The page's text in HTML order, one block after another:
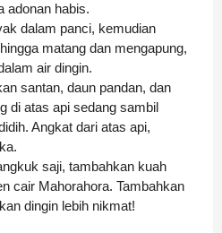
adonan habis.
dalam panci, kemudian
matang dan mengapung,
air dingin.
santan, daun pandan, dan
di atas api sedang sambil
Angkat dari atas api,
saji, tambahkan kuah
cair Mahorahora. Tambahkan
dingin lebih nikmat!